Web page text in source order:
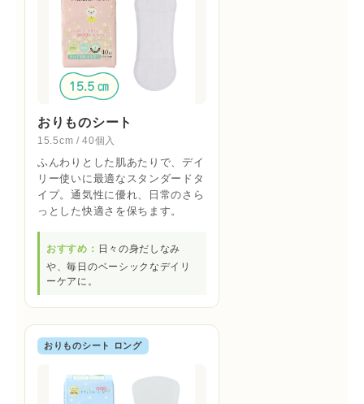
おりものシート
15.5cm / 40個入
ふんわりとした肌あたりで、デイ
リー使いに最適なスタンダードタ
イプ。通気性に優れ、日常のさら
っとした快適さを保ちます。
おすすめ： 日々の身だしなみ
や、毎日のベーシックなデイリ
ーケアに。
おりものシート ロング